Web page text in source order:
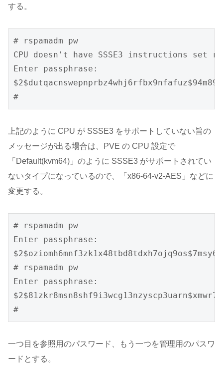
する。
# rspamadm pw
CPU doesn't have SSSE3 instructions
Enter passphrase:
#
上記のように CPU が SSSE3 をサポートしていない旨の
メッセージが出る場合は、PVE の CPU 設定で
「Default(kvm64)」のように SSSE3 がサポートされてい
ないタイプになっているので、「x86-64-v2-AES」などに
変更する。
# rspamadm pw
Enter passphrase:
# rspamadm pw
Enter passphrase:
#
一つ目を参照用のパスワード、もう一つを管理用のパスワ
ードとする。